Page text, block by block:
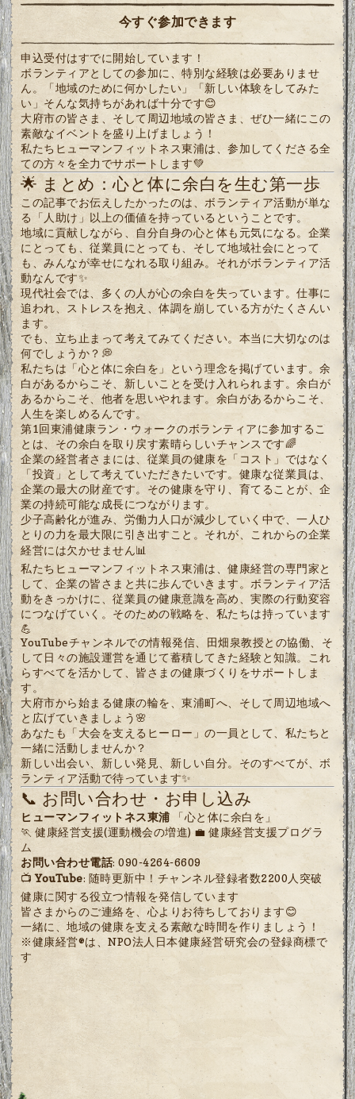
今すぐ参加できます
申込受付はすでに開始しています！
ボランティアとしての参加に、特別な経験は必要ありませ
ん。「地域のために何かしたい」「新しい体験をしてみた
い」そんな気持ちがあれば十分です😊
大府市の皆さま、そして周辺地域の皆さま、ぜひ一緒にこの
素敵なイベントを盛り上げましょう！
私たちヒューマンフィットネス東浦は、参加してくださる全
ての方々を全力でサポートします💚
🌟 まとめ：心と体に余白を生む第一歩
この記事でお伝えしたかったのは、ボランティア活動が単な
る「人助け」以上の価値を持っているということです。
地域に貢献しながら、自分自身の心と体も元気になる。企業
にとっても、従業員にとっても、そして地域社会にとって
も、みんなが幸せになれる取り組み。それがボランティア活
動なんです✨
現代社会では、多くの人が心の余白を失っています。仕事に
追われ、ストレスを抱え、体調を崩している方がたくさんい
ます。
でも、立ち止まって考えてみてください。本当に大切なのは
何でしょうか？💭
私たちは「心と体に余白を」という理念を掲げています。余
白があるからこそ、新しいことを受け入れられます。余白が
あるからこそ、他者を思いやれます。余白があるからこそ、
人生を楽しめるんです。
第1回東浦健康ラン・ウォークのボランティアに参加するこ
とは、その余白を取り戻す素晴らしいチャンスです🌈
企業の経営者さまには、従業員の健康を「コスト」ではなく
「投資」として考えていただきたいです。健康な従業員は、
企業の最大の財産です。その健康を守り、育てることが、企
業の持続可能な成長につながります。
少子高齢化が進み、労働力人口が減少していく中で、一人ひ
とりの力を最大限に引き出すこと。それが、これからの企業
経営には欠かせません📊
私たちヒューマンフィットネス東浦は、健康経営の専門家と
して、企業の皆さまと共に歩んでいきます。ボランティア活
動をきっかけに、従業員の健康意識を高め、実際の行動変容
につなげていく。そのための戦略を、私たちは持っています
💪
YouTubeチャンネルでの情報発信、田畑泉教授との協働、そ
して日々の施設運営を通じて蓄積してきた経験と知識。これ
らすべてを活かして、皆さまの健康づくりをサポートしま
す。
大府市から始まる健康の輪を、東浦町へ、そして周辺地域へ
と広げていきましょう🌸
あなたも「大会を支えるヒーロー」の一員として、私たちと
一緒に活動しませんか？
新しい出会い、新しい発見、新しい自分。そのすべてが、ボ
ランティア活動で待っています✨
📞 お問い合わせ・お申し込み
ヒューマンフィットネス東浦 「心と体に余白を」
🏃 健康経営支援(運動機会の増進) 💼 健康経営支援プログラ
ム
お問い合わせ電話: 090-4264-6609
📺YouTube: 随時更新中！チャンネル登録者数2200人突破
健康に関する役立つ情報を発信しています
皆さまからのご連絡を、心よりお待ちしております😊
一緒に、地域の健康を支える素敵な時間を作りましょう！
※健康経営®は、NPO法人日本健康経営研究会の登録商標で
す